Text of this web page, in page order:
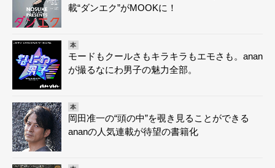
載“ダンエク”がMOOKに！
本
モードもクールさもキラキラもエモさも。anan
が撮るなにわ男子の魅力全部。
本
岡田准一の“頭の中”を覗き見ることができる
ananの人気連載が待望の書籍化